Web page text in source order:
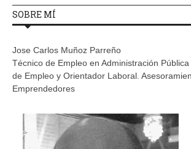
SOBRE MÍ
Jose Carlos Muñoz Parreño
Técnico de Empleo en Administración
de Empleo y Orientador Laboral.
Emprendedores